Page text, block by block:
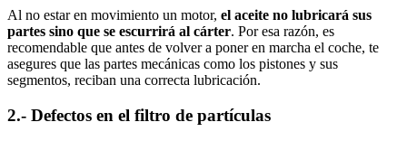
Al no estar en movimiento un motor, el aceite no lubricará sus
partes sino que se escurrirá al cárter. Por esa razón, es
recomendable que antes de volver a poner en marcha el coche, te
asegures que las partes mecánicas como los pistones y sus
segmentos, reciban una correcta lubricación.
2.- Defectos en el filtro de partículas